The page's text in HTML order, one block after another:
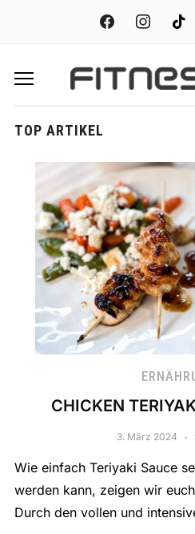
facebook instagramtiktok
TOP ARTIKEL
CHICKEN
3. März 2024
Wie einfach Teriyaki Sauce
werden kann, zeigen wir
Durch den vollen und